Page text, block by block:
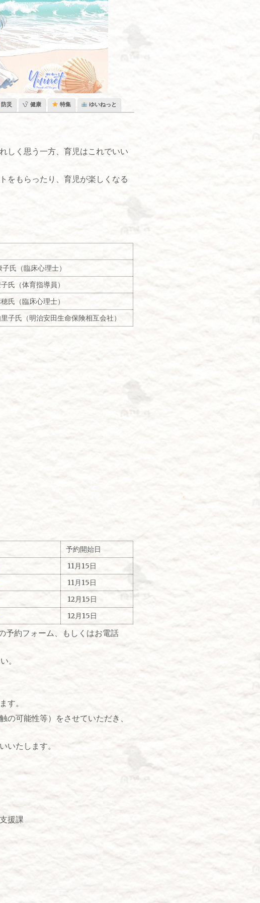
防災 健康 特集 ゆいねっと
しく思う一方、育児はこれでいい
をもらったり、育児が楽しくなる
氏（臨床心理士）
氏（体育指導員）
氏（臨床心理士）
子氏（明治安田生命保険相互会社）
予約開始日
11月15日
11月15日
12月15日
12月15日
予約フォーム、もしくはお電話
。
す。
可能性等）をさせていただき、
いたします。
援課